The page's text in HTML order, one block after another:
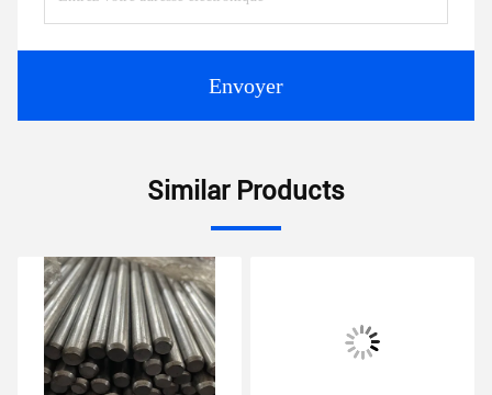
Envoyer
Similar Products